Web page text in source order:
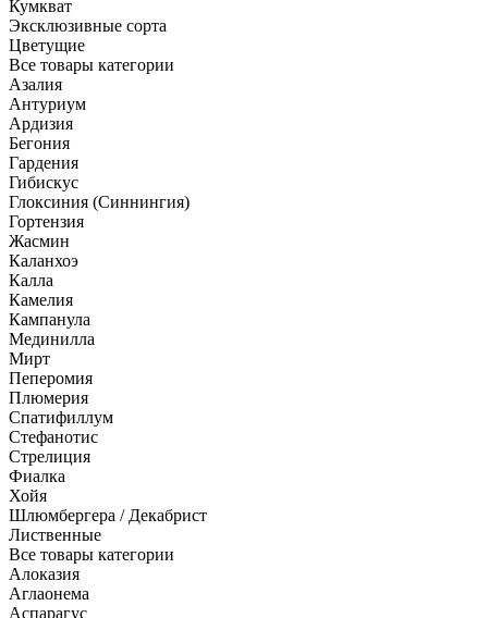
Кумкват
Эксклюзивные сорта
Цветущие
Все товары категории
Азалия
Антуриум
Ардизия
Бегония
Гардения
Гибискус
Глоксиния (Синнингия)
Гортензия
Жасмин
Каланхоэ
Калла
Камелия
Кампанула
Мединилла
Мирт
Пеперомия
Плюмерия
Спатифиллум
Стефанотис
Стрелиция
Фиалка
Хойя
Шлюмбергера / Декабрист
Лиственные
Все товары категории
Алоказия
Аглаонема
Аспарагус